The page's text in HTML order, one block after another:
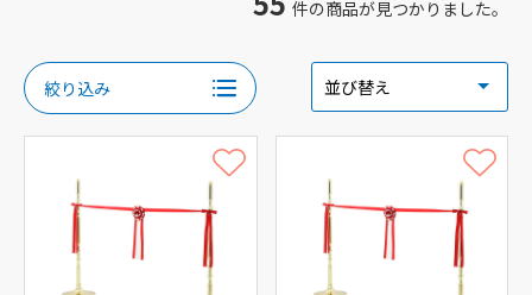
件の商品が見つかりました。
絞り込み